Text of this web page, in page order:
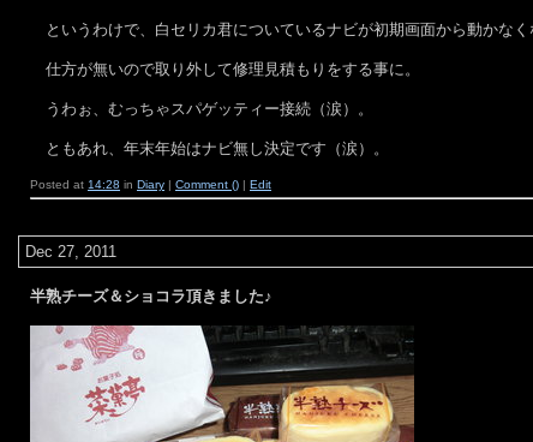
というわけで、白セリカ君についているナビが初期画面から動かなく
仕方が無いので取り外して修理見積もりをする事に。
うわぉ、むっちゃスパゲッティー接続（涙）。
ともあれ、年末年始はナビ無し決定です（涙）。
Posted at 14:28 in Diary | Comment () | Edit
Dec 27, 2011
半熟チーズ＆ショコラ頂きました♪